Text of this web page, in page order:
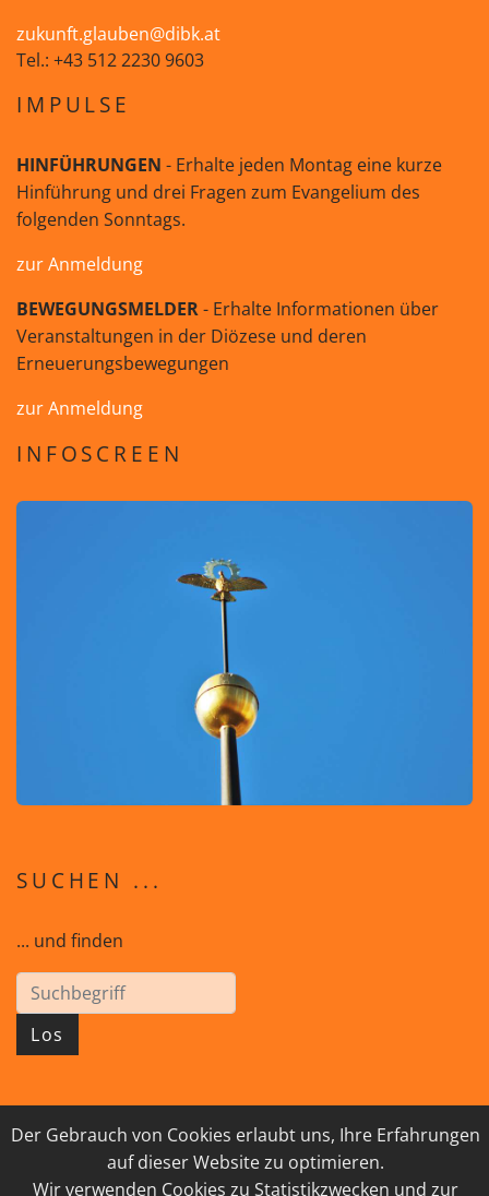
Der Gebrauch von Cookies erlaubt uns, Ihre Erfahrungen
auf dieser Website zu optimieren.
Wir verwenden Cookies zu Statistikzwecken und zur
zukunft.glauben@dibk.at
Tel.: +43 512 2230 9603
IMPULSE
HINFÜHRUNGEN - Erhalte jeden Montag eine kurze
Hinführung und drei Fragen zum Evangelium des
folgenden Sonntags.
zur Anmeldung
BEWEGUNGSMELDER- Erhalte Informationen über
Veranstaltungen in der Diözese und deren
Erneuerungsbewegungen
zur Anmeldung
INFOSCREEN
SUCHEN ...
... und finden
Los
© 2026 GEISTreich - Diözese Innsbruck
IMPRESSUM
LINKSAMMLUNG